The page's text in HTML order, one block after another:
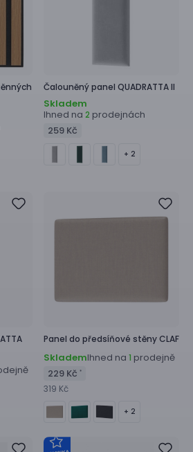
Čalouněný panel QUADRATTA II
Skladem
Ihned na 2 prodejnách
259 Kč
+ 2
Panel do předsíňové stěnyCLAF
SklademIhned na 1 prodejně
229 Kč *
319 Kč
+ 2